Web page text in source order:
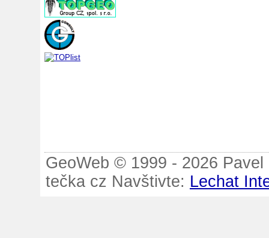
GeoWeb © 1999 - 2026
tečka cz Navštivte: Lechat